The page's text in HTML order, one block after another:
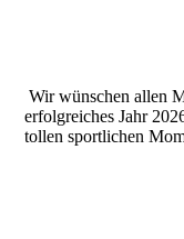
Wir wünschen allen
erfolgreiches Jahr
tollen sportlichen